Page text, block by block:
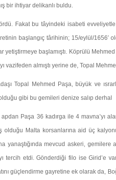
bir ihtiyar delikanlı buldu.
Fakat bu tâyindeki isabeti
başlangıç târihinin; 15/eylül/1656′
yetiştirmeye başla­mıştı. Köprülü
vazifeden almıştı yerine de, Topal
Topal Mehmed Paşa, büyük ve
gibi bu gemileri denize salıp derhal
Paşa 36 kadırga ile 4 mavna’yı
Malta korsanlarına aid üç
yanaştığında mevcud askeri, gemilere
tercih et­di. Gönderdiği filo ise Girid’e
güçlendirme gayretine ek olarak da,